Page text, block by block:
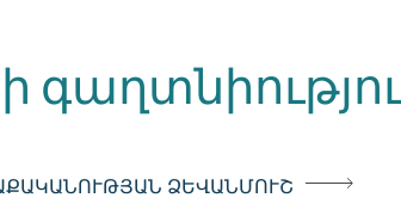
ՁԵՎԱՆՄՈՒՇ